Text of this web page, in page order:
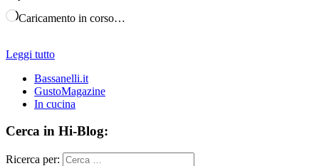
Caricamento in corso…
Leggi tutto
Bassanelli.it
GustoMagazine
In cucina
Cerca in Hi-Blog:
Ricerca per: